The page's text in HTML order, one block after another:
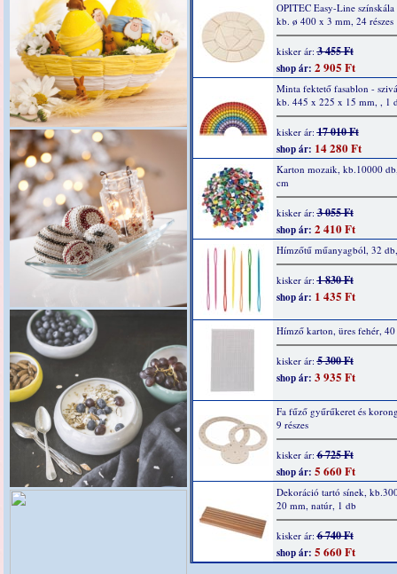
OPITEC Easy-Line
kb. ø 400 x 3 mm, 24 részes
kisker ár:3 455 Ft
shop ár: 2 905 Ft
Minta fektető fasablon -
kb. 445 x 225 x 15 mm, , 1
kisker ár:17 010 Ft
shop ár: 14 280 Ft
Karton mozaik, kb.10000
cm
kisker ár:3 055 Ft
shop ár: 2 410 Ft
Hímzőtű műanyagból, 32
kisker ár:1 830 Ft
shop ár: 1 435 Ft
Hímző karton, üres fehér, 40
kisker ár:5 300 Ft
shop ár: 3 935 Ft
Fa fűző gyűrűkeret és
9 részes
kisker ár:6 725 Ft
shop ár: 5 660 Ft
Dekoráció tartó sínek,
20 mm, natúr, 1 db
kisker ár:6 740 Ft
shop ár: 5 660 Ft